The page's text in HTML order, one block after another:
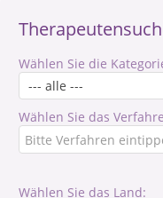
Wählen Sie die
Wählen Sie das
Wählen Sie das Land: